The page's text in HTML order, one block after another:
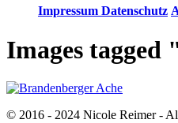
Impressum Datenschutz
Images tagged
© 2016 - 2024 Nicole Reimer -